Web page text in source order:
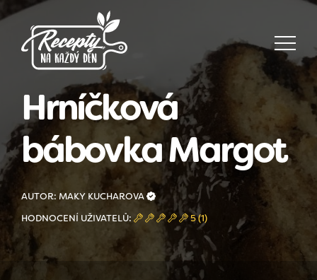
Hrníčková
bábovka Margot
AUTOR: MAKY KUCHAROVA
HODNOCENÍ UŽIVATELŮ:
5 (1)